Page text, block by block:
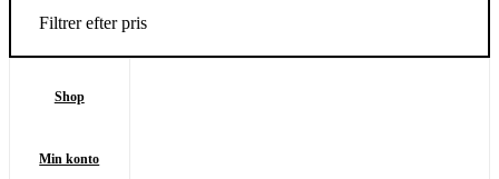
Filtrer efter pris
Shop
Min konto